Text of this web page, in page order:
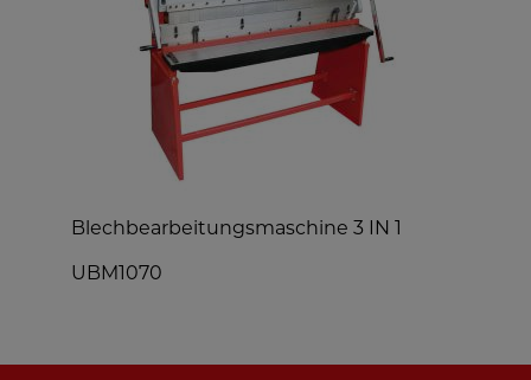
Blechbearbeitungsmaschine 3 IN 1
UBM1070